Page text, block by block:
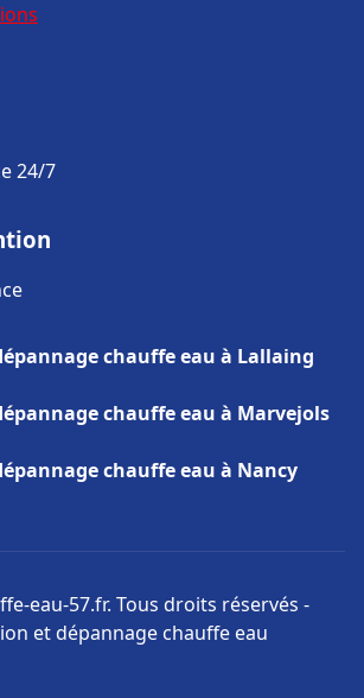
24/7
chauffe eau à Lallaing
chauffe eau à Marvejols
chauffe eau à Nancy
eau-57.fr. Tous droits réservés -
et dépannage chauffe eau